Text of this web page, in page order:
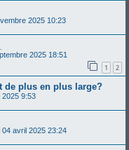
2025 10:23
2025 18:51
1 2
de plus en plus large?
2025 9:53
04 avril 2025 23:24